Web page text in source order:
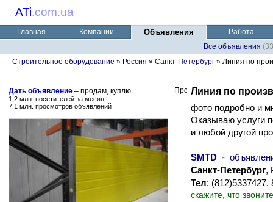
ATi.com.ua
Главная Компании Объявления
Работа
Все объявления
Строительное оборудование » Россия » Санкт-Петербург » Линия по
Дать объявление – продам, куплю
1.2 млн. посетителей за месяц:
7.1 млн. просмотров объявлений
Линия по
фото подробно и
Оказываю услуги
и любой другой
SMTD -
Санкт-Петербург,
Тел:
скажите, что